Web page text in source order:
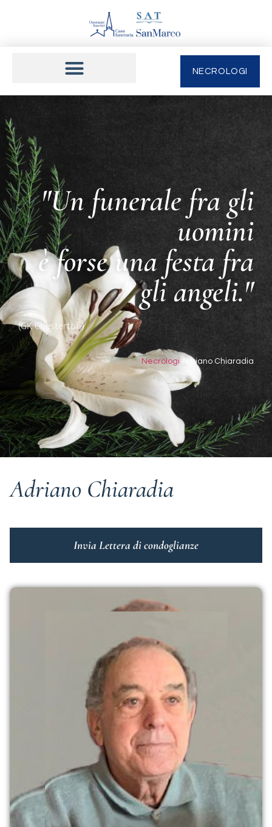
NECROLOGI
"Un funerale fra gli
uomini
è forse una festa fra
gli angeli."
(GK Chesterton)
Necrologi Adriano Chiaradia
Adriano Chiaradia
Invia Lettera di condoglianze